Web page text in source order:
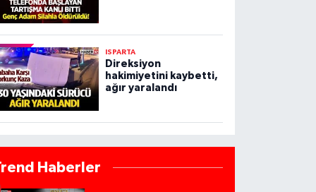
ISPARTA
Direksiyon
hakimiyetini kaybetti,
ağır yaralandı
Haberler